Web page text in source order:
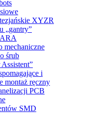
XYZR
„gantry”
mechaniczne
śrub
i
montaż ręczny
PCB
SMD